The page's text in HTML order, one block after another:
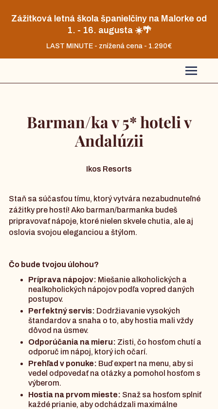
Zážitková letná škola španielčiny na Malorke od
1. - 16. augusta ☀️🌴
LAST MINUTE - znížená cena - 1.290€
Barman/ka v 5* hoteli v
Andalúzii
Ikos Resorts
Staň sa súčasťou tímu, ktorý vytvára nezabudnuteľné
zážitky pre hostí! Ako barman/barmanka budeš
pripravovať nápoje, ktoré nielen skvele chutia, ale aj
oslovia svojou eleganciou a štýlom.
Čo bude tvojou úlohou?
Príprava nápojov: Miešanie alkoholických a
nealkoholických nápojov podľa vopred daných
postupov.
Perfektný servis: Dodržiavanie vysokých
štandardov a snaha o to, aby hostia mali vždy
dôvod na úsmev.
Odporúčania na mieru: Zisti, čo hosťom chutí a
odporuč im nápoj, ktorý ich očarí.
Prehľad v ponuke: Buď expert na menu, aby si
vedel odpovedať na otázky a pomohol hosťom s
výberom.
Hostia na prvom mieste: Snaž sa hosťom splniť
každé prianie, aby odchádzali maximálne